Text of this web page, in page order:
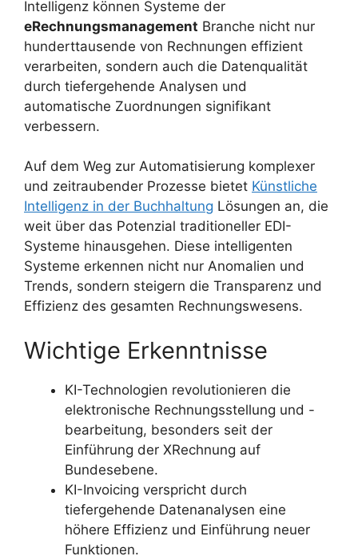
Intelligenz können Systeme der
eRechnungsmanagement Branche nicht nur
hunderttausende von Rechnungen effizient
verarbeiten, sondern auch die Datenqualität
durch tiefergehende Analysen und
automatische Zuordnungen signifikant
verbessern.
Auf dem Weg zur Automatisierung komplexer
und zeitraubender Prozesse bietet Künstliche
Intelligenz in der Buchhaltung Lösungen an, die
weit über das Potenzial traditioneller EDI-
Systeme hinausgehen. Diese intelligenten
Systeme erkennen nicht nur Anomalien und
Trends, sondern steigern die Transparenz und
Effizienz des gesamten Rechnungswesens.
Wichtige Erkenntnisse
KI-Technologien revolutionieren die
elektronische Rechnungsstellung und -
bearbeitung, besonders seit der
Einführung der XRechnung auf
Bundesebene.
KI-Invoicing verspricht durch
tiefergehende Datenanalysen eine
höhere Effizienz und Einführung neuer
Funktionen.